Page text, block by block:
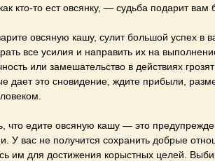
кто-то ест овсянку, — судьба подарит вам
овсяную кашу, сулит большой успех в
все усилия и направить их на
или замешательство в действиях
дает это сновидение, ждите прибыли,
что едите овсяную кашу — это
У вас не получится сохранить добрые
им для достижения корыстных целей.